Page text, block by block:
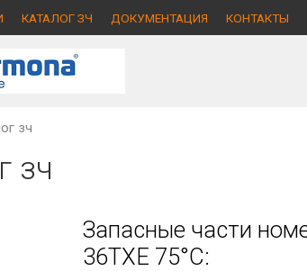
КАТАЛОГ ЗЧ ДОКУМЕНТАЦИЯ КОНТАКТЫ
зч
зч
Запасные части
36TXE 75°C: